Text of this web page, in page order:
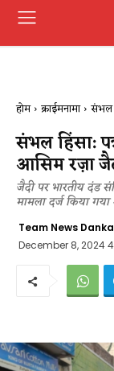
होम क्राईमनामा संभल
संभल हिंसा:
आसिम रज़ा
जैदी पर भारतीय दंड
मामला दर्ज किया
Team News Danka
December 8, 2024